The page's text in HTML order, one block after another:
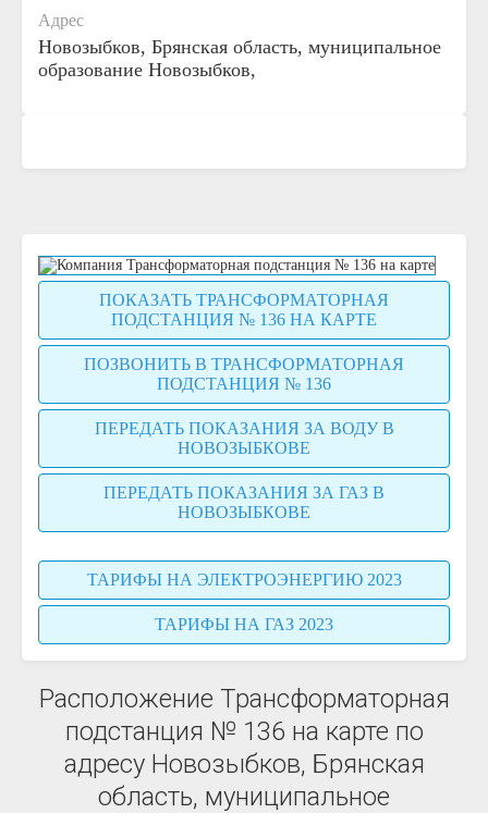
Адрес
Новозыбков, Брянская область, муниципальное
образование Новозыбков,
ПОКАЗАТЬ ТРАНСФОРМАТОРНАЯ
ПОДСТАНЦИЯ № 136 НА КАРТЕ
ПОЗВОНИТЬ В ТРАНСФОРМАТОРНАЯ
ПОДСТАНЦИЯ № 136
ПЕРЕДАТЬ ПОКАЗАНИЯ ЗА ВОДУ В
НОВОЗЫБКОВЕ
ПЕРЕДАТЬ ПОКАЗАНИЯ ЗА ГАЗ В
НОВОЗЫБКОВЕ
ТАРИФЫ НА ЭЛЕКТРОЭНЕРГИЮ 2023
ТАРИФЫ НА ГАЗ 2023
Расположение Трансформаторная
подстанция № 136 на карте по
адресу Новозыбков, Брянская
область, муниципальное